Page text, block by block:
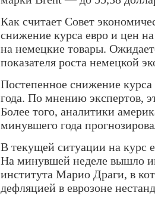
Как считает Совет
снижение курса евро и цен
на немецкие товары.
показателя роста немецкой
Постепенное снижение
года. По мнению экспертов,
Более того, аналитики
минувшего года
В текущей ситуации на курс
На минувшей неделе вышло
института Марио Драги, в
дефляцией в еврозоне